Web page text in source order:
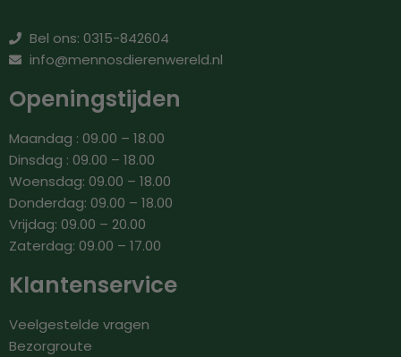
Bel ons: 0315-842604
info@mennosdierenwereld.nl
Openingstijden
Maandag : 09.00 – 18.00
Dinsdag : 09.00 – 18.00
Woensdag: 09.00 – 18.00
Donderdag: 09.00 – 18.00
Vrijdag: 09.00 – 20.00
Zaterdag: 09.00 – 17.00
Klantenservice
Veelgestelde vragen
Bezorgroute